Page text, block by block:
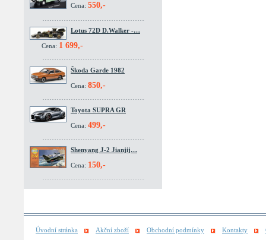
Cena: 550,-
Lotus 72D D.Walker -…
Cena: 1 699,-
Škoda Garde 1982
Cena: 850,-
Toyota SUPRA GR
Cena: 499,-
Shenyang J-2 Jianjij…
Cena: 150,-
Úvodní stránka Akční zboží Obchodní podmínky Kontakty